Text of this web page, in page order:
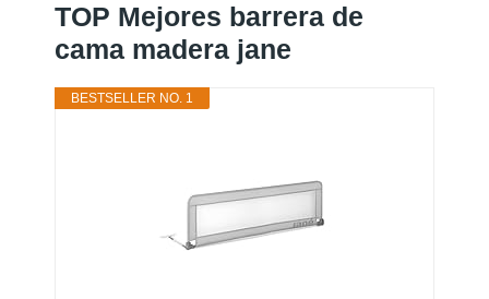
TOP Mejores barrera de
cama madera jane
BESTSELLER NO. 1